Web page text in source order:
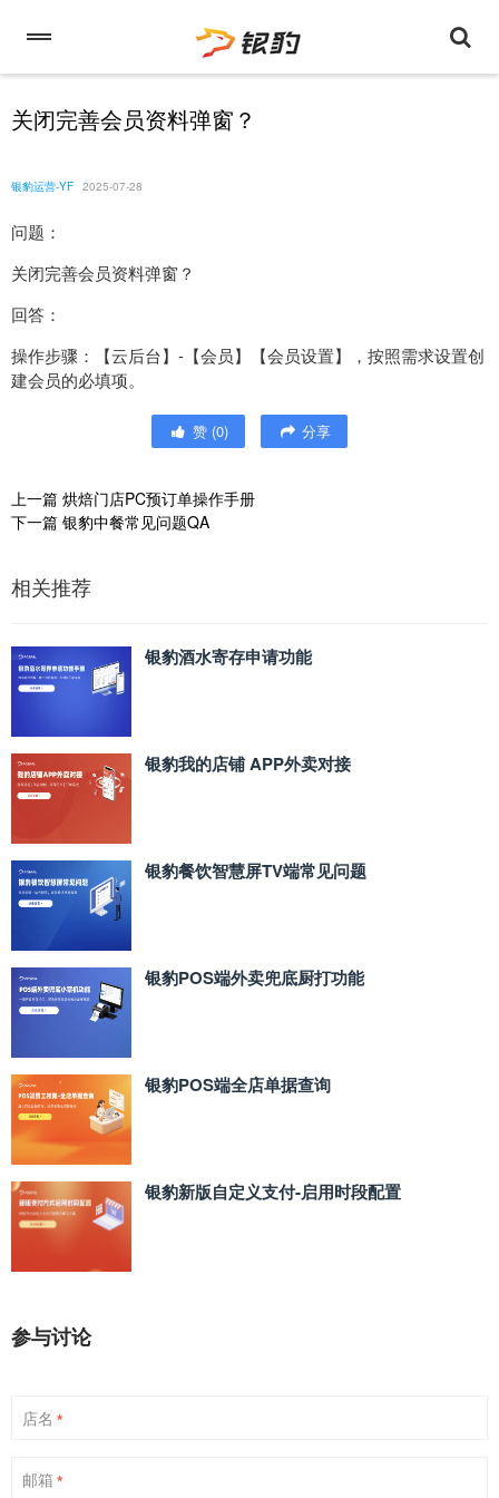
关闭完善会员资料弹窗？
银豹运营-YF 2025-07-28
问题：
关闭完善会员资料弹窗？
回答：
操作步骤：【云后台】-【会员】【会员设置】，按照需求设置创
建会员的必填项。
赞 (0) 分享
上一篇 烘焙门店PC预订单操作手册
下一篇 银豹中餐常见问题QA
相关推荐
银豹酒水寄存申请功能
银豹我的店铺 APP外卖对接
银豹餐饮智慧屏TV端常见问题
银豹POS端外卖兜底厨打功能
银豹POS端全店单据查询
银豹新版自定义支付‑启用时段配置
参与讨论
店名 *
邮箱 *